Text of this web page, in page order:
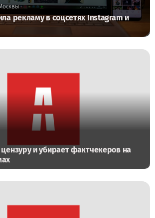
рекламу в соцсетях Instagram и
и убирает фактчекеров на